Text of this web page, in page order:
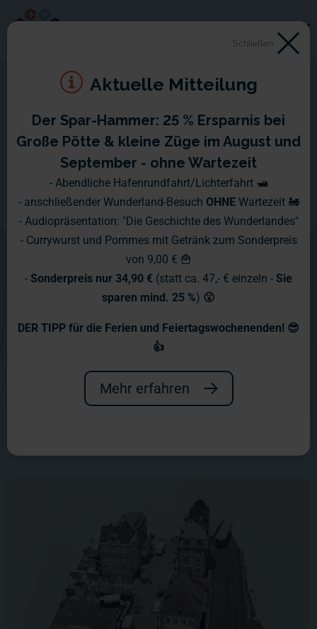
1955 - 1960
In diesen Jahren entfernen sich die
beiden Staaten immer weiter
voneinander; insbesondere was das
Wirtschaftswachstum angeht, hängt
die BRD die DDR ab. Da die Grenzen
offen sind, realisieren die Menschen
noch direkt die unterschiedlichen
Entwicklungen in den verschiedenen
Systemen.
Schließen
Aktuelle Mitteilung
Der Spar-Hammer: 25 % Ersparnis bei
Große Pötte & kleine Züge im August und
September - ohne Wartezeit
- Abendliche Hafenrundfahrt/Lichterfahrt 🛥️
- anschließender Wunderland-Besuch OHNE Wartezeit 🚂
- Audiopräsentation: "Die Geschichte des Wunderlandes"
- Currywurst und Pommes mit Getränk zum Sonderpreis
von 9,00 € 🍟
- Sonderpreis nur 34,90 € (statt ca. 47,- € einzeln - Sie
sparen mind. 25 %) 😮
DER TIPP für die Ferien und Feiertagswochenenden! 😎
👍
Mehr erfahren